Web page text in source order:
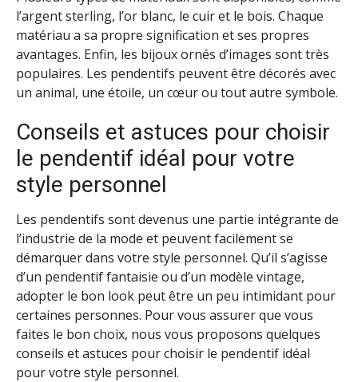
l’argent sterling, l’or blanc, le cuir et le bois. Chaque
matériau a sa propre signification et ses propres
avantages. Enfin, les bijoux ornés d’images sont très
populaires. Les pendentifs peuvent être décorés avec
un animal, une étoile, un cœur ou tout autre symbole.
Conseils et astuces pour choisir
le pendentif idéal pour votre
style personnel
Les pendentifs sont devenus une partie intégrante de
l’industrie de la mode et peuvent facilement se
démarquer dans votre style personnel. Qu’il s’agisse
d’un pendentif fantaisie ou d’un modèle vintage,
adopter le bon look peut être un peu intimidant pour
certaines personnes. Pour vous assurer que vous
faites le bon choix, nous vous proposons quelques
conseils et astuces pour choisir le pendentif idéal
pour votre style personnel.